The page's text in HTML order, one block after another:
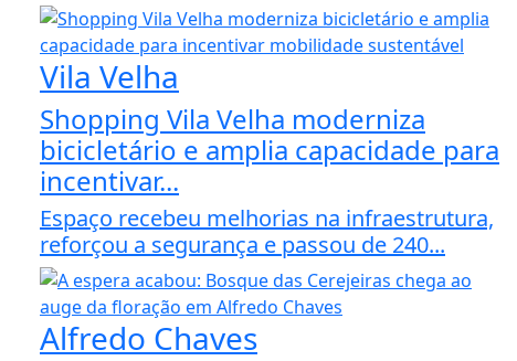
Vila Velha
Shopping Vila Velha moderniza
bicicletário e amplia capacidade para
incentivar...
Espaço recebeu melhorias na infraestrutura,
reforçou a segurança e passou de 240...
Alfredo Chaves